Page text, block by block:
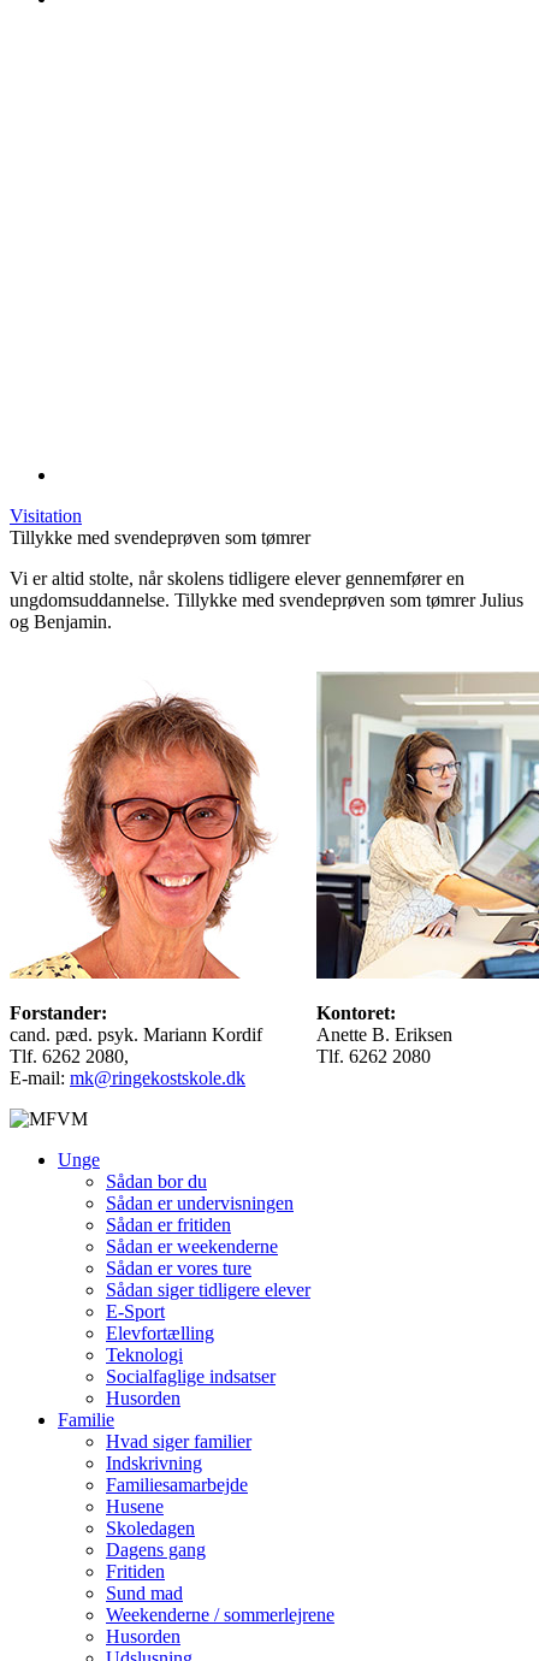
Visitation
Tillykke med svendeprøven som tømrer
Vi er altid stolte, når skolens tidligere elever gennemfører en
ungdomsuddannelse. Tillykke med svendeprøven som tømrer Julius
og Benjamin.
Forstander:
cand. pæd. psyk. Mariann Kordif
Tlf. 6262 2080,
E-mail: mk@ringekostskole.dk
Kontoret:
Anette B. Eriksen
Tlf. 6262 2080
Unge
Sådan bor du
Sådan er undervisningen
Sådan er fritiden
Sådan er weekenderne
Sådan er vores ture
Sådan siger tidligere elever
E-Sport
Elevfortælling
Teknologi
Socialfaglige indsatser
Husorden
Familie
Hvad siger familier
Indskrivning
Familiesamarbejde
Husene
Skoledagen
Dagens gang
Fritiden
Sund mad
Weekenderne / sommerlejrene
Husorden